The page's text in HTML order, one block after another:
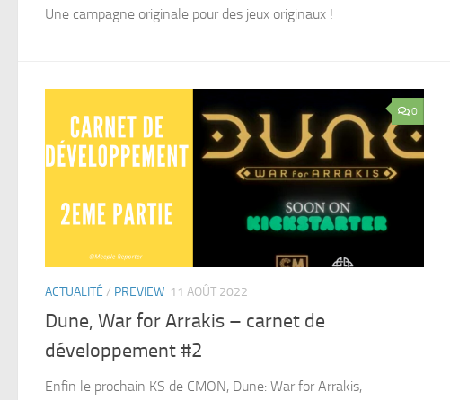
ACTUALITÉ/PREVIEW 11 AOÛT 2022
Dune, War for Arrakis – carnet de
développement #2
Enfin le prochain KS de CMON, Dune: War for Arrakis,
commence à se dévoiler. Annoncé mi-juillet lors d’un live, il a
fallu attendre la GenCon pour voir les 1eres figs. Maintenant
CMON commence à distiller les premières précieuses